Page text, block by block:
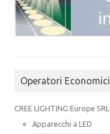
Operatori Economici
CREE LIGHTING Europe SRL
Apparecchi a LED